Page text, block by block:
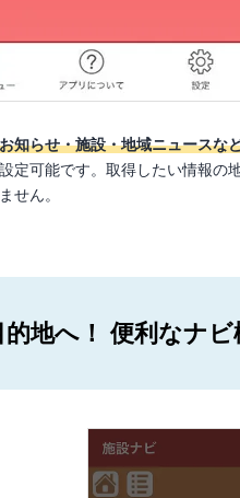
知らせ・施設・地域ニュースな
定可能です。取得したい情報
せん。
地へ！ 便利なナビ